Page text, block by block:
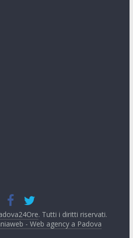
. Tutti i diritti riservati.
- Web agency a Padova